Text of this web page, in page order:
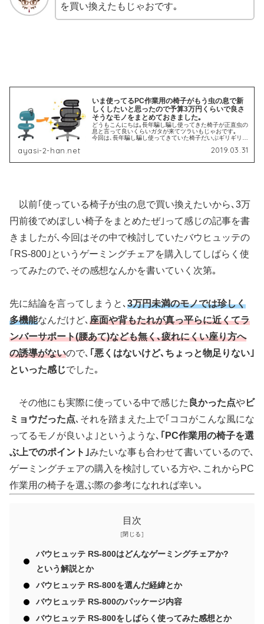
を買い換えたもじゃおです｡
いま使ってるPC作業用の椅子がもう虫の息で新
しくしたいと思ったので予算3万円くらいで良さ
そうなモノをまとめておきました｡
どうもこんにちは｡長年騙し騙し使ってきた椅子が正直虫の
息と言って良いくらいガタが来てツラいもじゃおです｡
今回は､長年騙し騙し使ってきていた椅子だいぶギリギリと
ayasi-2-han.net 2019.03.31
以前｢使っている椅子が虫の息で買い換えたいから､3万
円前後でめぼしい椅子をまとめたぜ｣って感じの記事を書
きましたが､今回はその中で検討していたバウヒュッテの
｢RS-800｣というゲーミングチェアを購入してしばらく使
ってみたので､その感想なんかを書いていく次第｡
先に結論を言ってしまうと､ 3万円未満のモノでは珍しく
多機能なんだけど､ 座面や背もたれが真っ平らに近くてラ
ンバーサポート(腰あて)なども無く､疲れにくい座り方へ
の誘導がないので､ ｢悪くはないけど､ちょっと物足りない｣
といった感じでした｡
その他にも実際に使っている中で感じた 良かった点やビ
ミョウだった点､それを踏まえた上で｢ココがこんな風にな
ってるモノが良いよ｣というような､ ｢PC作業用の椅子を選
ぶ上でのポイント｣みたいな事も合わせて書いているので､
ゲーミングチェアの購入を検討している方や､これからPC
作業用の椅子を選ぶ際の参考になれれば幸い｡
目次
バウヒュッテ RS-800はどんなゲーミングチェアか?
という解説とか
バウヒュッテ RS-800を選んだ経緯とか
バウヒュッテ RS-800のパッケージ内容
バウヒュッテ RS-800をしばらく使ってみた感想とか